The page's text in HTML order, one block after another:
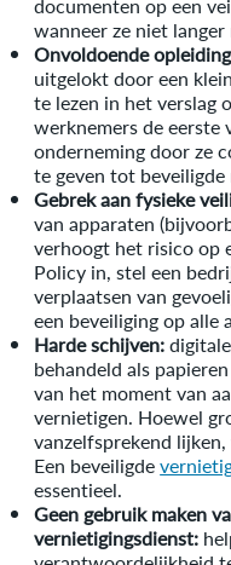
wanneer ze niet
Onvoldoende
uitgelokt door een
te lezen in het verslag
werknemers de eerste
onderneming door ze
te geven tot
Gebrek aan fysieke
van apparaten
verhoogt het risico op
Policy in, stel een
verplaatsen van
een beveiliging op alle
Harde schijven:
behandeld als
van het moment van
vernietigen. Hoewel
vanzelfsprekend
Een beveiligde
essentieel.
Geen gebruik maken
vernietigingsdienst: